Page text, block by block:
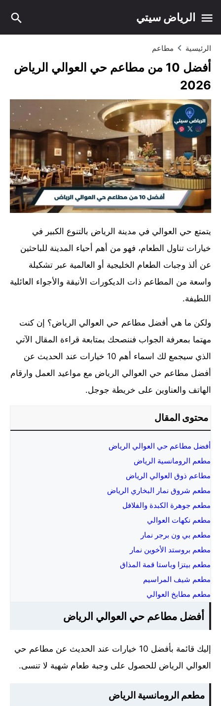
الرياض سيتي
الرئيسية مطاعم
أفضل 10 من مطاعم حي العوالي الرياض
2026
يتمتع حي العوالي في مدينة الرياض بالتنوع الكبير في
خيارات تناول الطعام، فهو من أهم أحياء المدينة للباحثين
عن ألذ وجبات الطعام الخليجية أو العالمية عبر تشكيلة
واسعة من المطاعم ذات الديكورات الأنيقة والأجواء العائلية
اللطيفة.
ولكن ما هي أفضل مطاعم حي العوالي الرياض؟ إن كنت
مهتما بمعرفة الجواب فننصحك بمتابعة قراءة المقال الآتي
الذي سيجمع لك اسماء أهم 10 خيارات عند الحديث عن
أفضل مطاعم حي العوالي الرياض مع مواعيد العمل وارقام
الهاتف والعناوين على خريطة جوجل.
محتوى المقال
أفضل مطاعم حي العوالي الرياض
مطعم الرومانسية الرياض
مطاعم ذوق العوالي الرياض
مطعم شروق نمار البخاري الرياض
مطعم جوهرة الكبدة والفلافل
مطعم نكهات العوالي
مطعم بي ون برجر نمار
مطعم بروستد الأخوين نمار
مطعم بيتزا وباستا قمة المذاق
مطعم شيف المراسيم
مطعم مطابخ العوالي
أفضل مطاعم حي العوالي الرياض
إليك قائمة بأفضل 10 خيارات عند الحديث عن مطاعم حي
العوالي الرياض للحصول على وجبة طعام شهية لا تنسى.
مطعم الرومانسية الرياض